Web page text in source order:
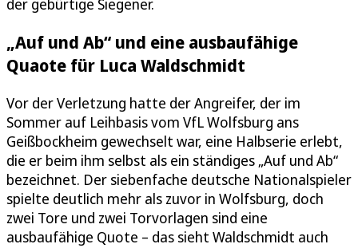
„Auf und Ab“ und eine ausbaufähige
Quaote für Luca Waldschmidt
Vor der Verletzung hatte der Angreifer, der im
Sommer auf Leihbasis vom VfL Wolfsburg ans
Geißbockheim gewechselt war, eine Halbserie erlebt,
die er beim ihm selbst als ein ständiges „Auf und Ab“
bezeichnet. Der siebenfache deutsche Nationalspieler
spielte deutlich mehr als zuvor in Wolfsburg, doch
zwei Tore und zwei Torvorlagen sind eine
ausbaufähige Quote – das sieht Waldschmidt auch